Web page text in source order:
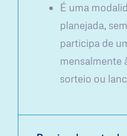
É uma
planejada,
participa de
mensalmente
sorteio ou